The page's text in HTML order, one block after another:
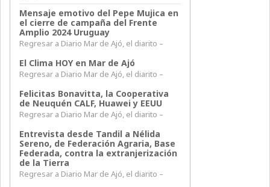
Mensaje emotivo del Pepe Mujica en
el cierre de campaña del Frente
Amplio 2024 Uruguay
Regresar a Diario Mar de Ajó, el diarito –
El Clima HOY en Mar de Ajó
Regresar a Diario Mar de Ajó, el diarito –
Felicitas Bonavitta, la Cooperativa
de Neuquén CALF, Huawei y EEUU
Regresar a Diario Mar de Ajó, el diarito –
Entrevista desde Tandil a Nélida
Sereno, de Federación Agraria, Base
Federada, contra la extranjerización
de la Tierra
Regresar a Diario Mar de Ajó, el diarito –